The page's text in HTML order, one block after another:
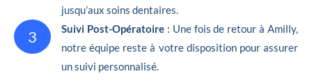
jusqu’aux soins dentaires.
3 Suivi Post-Opératoire : Une fois de retour à Amilly,
notre équipe reste à votre disposition pour assurer
un suivi personnalisé.